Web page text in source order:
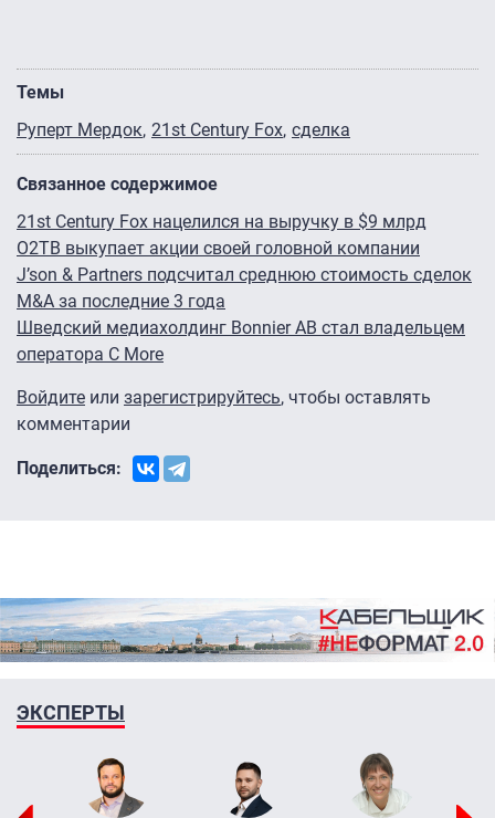
Темы
Руперт Мердок 21st Century Fox сделка
Связанное содержимое
21st Century Fox нацелился на выручку в $9 млрд
О2ТВ выкупает акции своей головной компании
J’son & Partners подсчитал среднюю стоимость сделок
M&A за последние 3 года
Шведский медиахолдинг Bonnier AB стал владельцем
оператора C More
Войдите или зарегистрируйтесь, чтобы оставлять
комментарии
Поделиться:
ЭКСПЕРТЫ